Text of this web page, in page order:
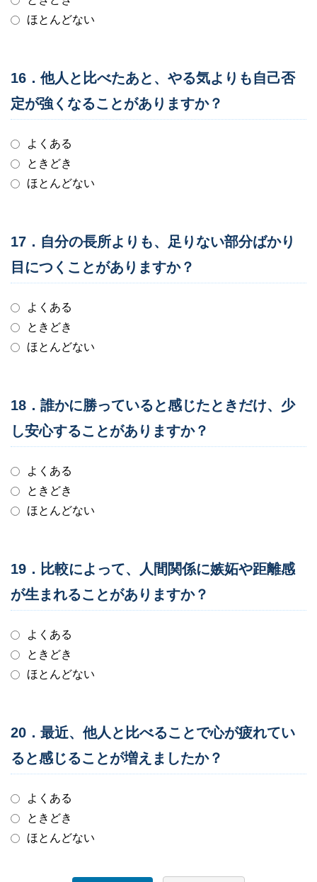
ほとんどない
16．他人と比べたあと、やる気よりも自己否
定が強くなることがありますか？
よくある
ときどき
ほとんどない
17．自分の長所よりも、足りない部分ばかり
目につくことがありますか？
よくある
ときどき
ほとんどない
18．誰かに勝っていると感じたときだけ、少
し安心することがありますか？
よくある
ときどき
ほとんどない
19．比較によって、人間関係に嫉妬や距離感
が生まれることがありますか？
よくある
ときどき
ほとんどない
20．最近、他人と比べることで心が疲れてい
ると感じることが増えましたか？
よくある
ときどき
ほとんどない